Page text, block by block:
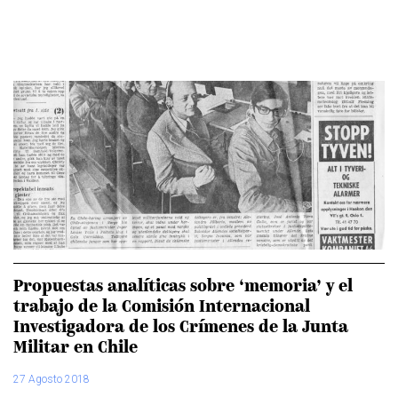
Propuestas analíticas sobre ‘memoria’ y el
trabajo de la Comisión Internacional
Investigadora de los Crímenes de la Junta
Militar en Chile
27 Agosto 2018